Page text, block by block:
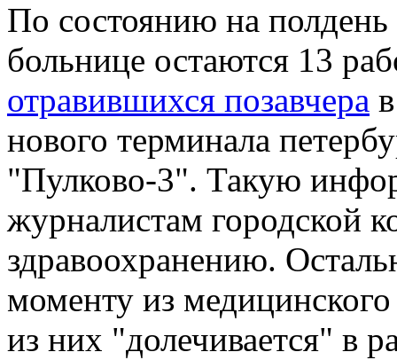
По состоянию на полдень
больнице остаются 13
отравившихся позавчера
нового терминала
"Пулково-3". Такую
журналистам городской
здравоохранению.
моменту из
из них "долечивается" в